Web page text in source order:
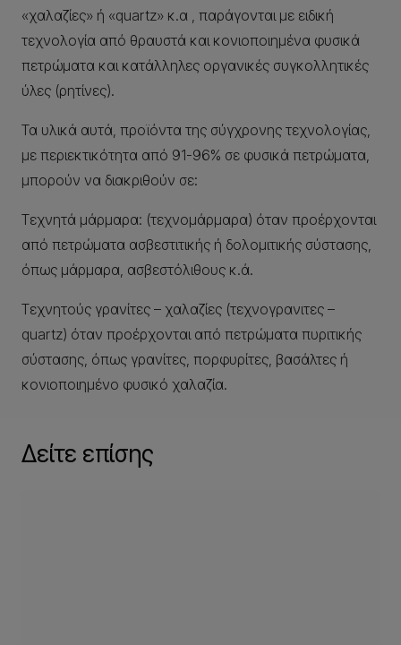
«χαλαζίες» ή «quartz» κ.α , παράγονται με ειδική
τεχνολογία από θραυστά και κονιοποιημένα φυσικά
πετρώματα και κατάλληλες οργανικές συγκολλητικές
ύλες (ρητίνες).
Τα υλικά αυτά, προϊόντα της σύγχρονης τεχνολογίας,
με περιεκτικότητα από 91-96% σε φυσικά πετρώματα,
μπορούν να διακριθούν σε:
Τεχνητά μάρμαρα: (τεχνομάρμαρα) όταν προέρχονται
από πετρώματα ασβεστιτικής ή δολομιτικής σύστασης,
όπως μάρμαρα, ασβεστόλιθους κ.ά.
Τεχνητούς γρανίτες – χαλαζίες (τεχνογρανιτες –
quartz) όταν προέρχονται από πετρώματα πυριτικής
σύστασης, όπως γρανίτες, πορφυρίτες, βασάλτες ή
κονιοποιημένο φυσικό χαλαζία.
Δείτε επίσης